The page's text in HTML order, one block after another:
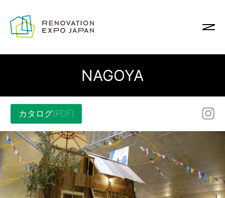
NAGOYA
カタログ(PDF)